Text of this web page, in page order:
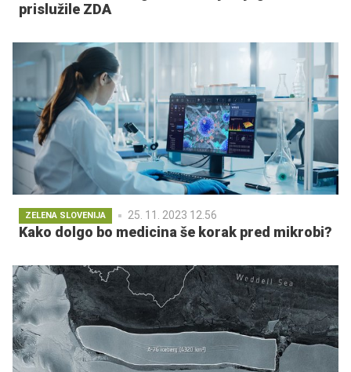
prislužile ZDA
ZELENA SLOVENIJA 25. 11. 2023 12.56
Kako dolgo bo medicina še korak pred mikrobi?